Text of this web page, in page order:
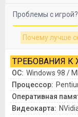
Проблемы с игрой?
Почему лучше
ТРЕБОВАНИЯ К
ОС: Windows 98 /
Процессор:
Оперативная
Видеокарта: